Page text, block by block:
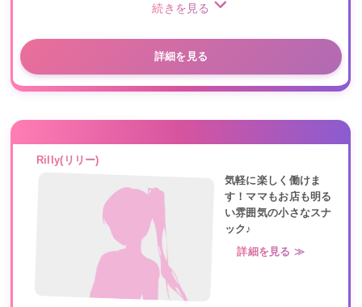
続きを見る
詳細を見る
Rilly(リリー)
気軽に楽しく働けま
す！ママもお店も明る
い雰囲気の小さなスナ
ック♪
詳細を見る ≫